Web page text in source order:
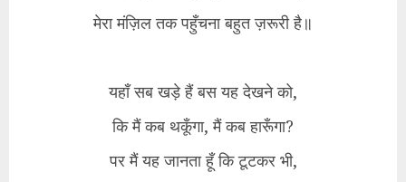
मेरा मंज़िल तक पहुँचना बहुत ज़रूरी है॥
यहाँ सब खड़े हैं बस यह देखने को,
कि मैं कब थकूँगा, मैं कब हारूँगा?
पर मैं यह जानता हूँ कि टूटकर भी,